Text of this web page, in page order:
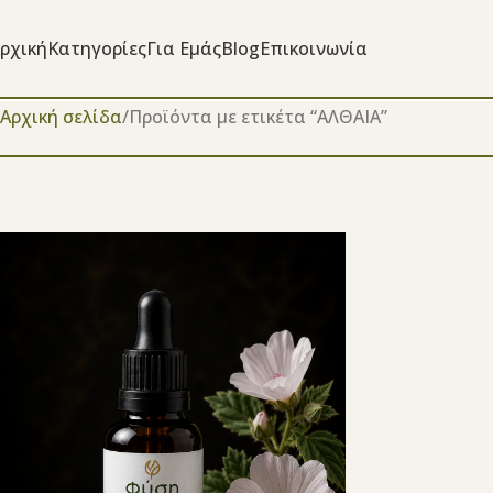
ΚατηγορίεςΓια ΕμάςBlogΕπικοινωνία
Αρχική σελίδα Προϊόντα με ετικέτα “ΑΛΘΑΙΑ”